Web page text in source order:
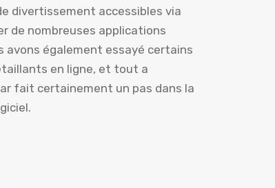
divertissement accessibles via
de nombreuses applications
avons également essayé certains
en ligne, et tout a
fait certainement un pas dans la